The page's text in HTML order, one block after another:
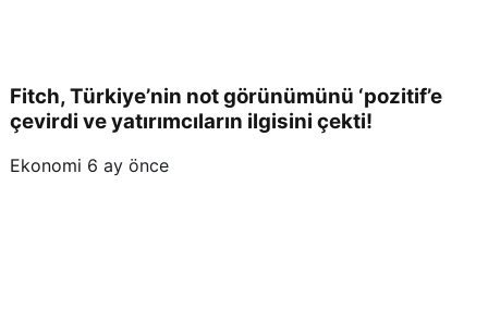
Fitch, Türkiye’nin not görünümünü ‘pozitif’e
çevirdi ve yatırımcıların ilgisini çekti!
Ekonomi 6 ay önce